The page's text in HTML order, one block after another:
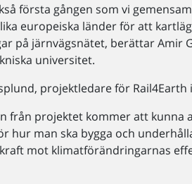
första gången som vi
europeiska länder för att
på järnvägsnätet, berättar Amir
universitet.
projektledare för
från projektet kommer att kunna
hur man ska bygga och
mot klimatförändringarnas